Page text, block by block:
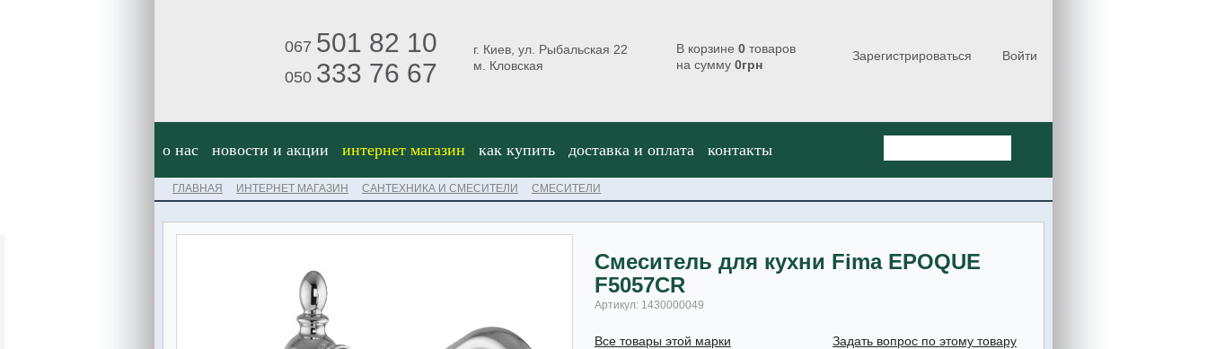
067 501 82 10
050 333 76 67
г. Киев, ул. Рыбальская 22
м. Кловская
В корзине 0 товаров
на сумму 0грн
Зарегистрироваться Войти
о нас новости и акции интернет магазин как купить доставка и оплата контакты
ГЛАВНАЯ ИНТЕРНЕТ МАГАЗИН САНТЕХНИКА И СМЕСИТЕЛИ СМЕСИТЕЛИ
Смеситель для кухни Fima EPOQUE
F5057CR
Артикул: 1430000049
Все товары этой марки Задать вопрос по этому товару